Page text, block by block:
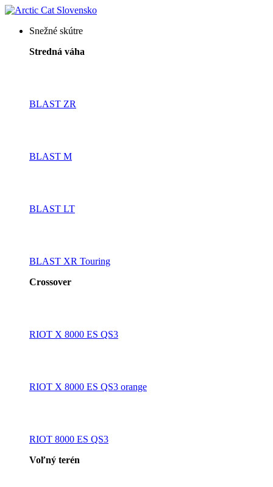
Snežné skútre
Stredná váha
BLAST ZR
BLAST M
BLAST LT
BLAST XR Touring
Crossover
RIOT X 8000 ES QS3
RIOT X 8000 ES QS3 orange
RIOT 8000 ES QS3
Voľný terén